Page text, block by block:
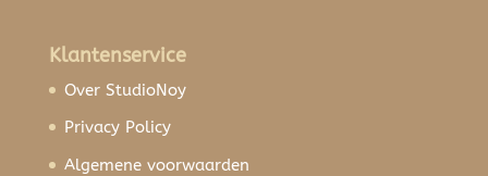
Klantenservice
Over StudioNoy
Privacy Policy
Algemene voorwaarden